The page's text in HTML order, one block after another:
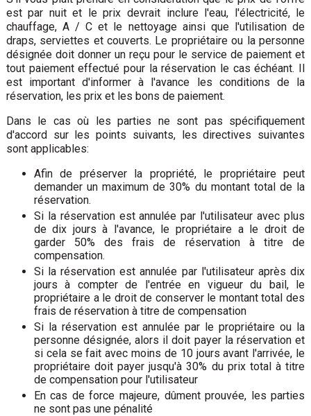
est par nuit et le prix devrait inclure l'eau, l'électricité, le
chauffage, A / C et le nettoyage ainsi que l'utilisation de
draps, serviettes et couverts. Le propriétaire ou la personne
désignée doit donner un reçu pour le service de paiement et
tout paiement effectué pour la réservation le cas échéant. Il
est important d'informer à l'avance les conditions de la
réservation, les prix et les bons de paiement.
Dans le cas où les parties ne sont pas spécifiquement
d'accord sur les points suivants, les directives suivantes
sont applicables:
Afin de préserver la propriété, le propriétaire peut
demander un maximum de 30% du montant total de la
réservation.
Si la réservation est annulée par l'utilisateur avec plus
de dix jours à l'avance, le propriétaire a le droit de
garder 50% des frais de réservation à titre de
compensation.
Si la réservation est annulée par l'utilisateur après dix
jours à compter de l'entrée en vigueur du bail, le
propriétaire a le droit de conserver le montant total des
frais de réservation à titre de compensation
Si la réservation est annulée par le propriétaire ou la
personne désignée, alors il doit payer la réservation et
si cela se fait avec moins de 10 jours avant l'arrivée, le
propriétaire doit payer jusqu'à 30% du prix total à titre
de compensation pour l'utilisateur
En cas de force majeure, dûment prouvée, les parties
ne sont pas une pénalité